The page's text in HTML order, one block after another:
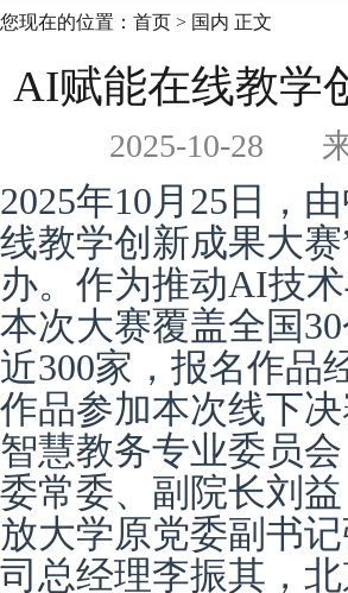
您现在的位置： 首页 > 国内 正文
AI赋能在线教学
2025-10-28
2025年10月 25 日， 由
线教学创新成果大
办。作为推动AI技
本次大赛覆盖全国30
近300家， 报名作品
作品参加本次线下
智慧教务专业委员
委常委、副院长刘益
放大学原党委副书记
司总经理李振其，